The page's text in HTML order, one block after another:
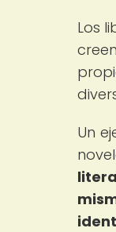
Los
Un